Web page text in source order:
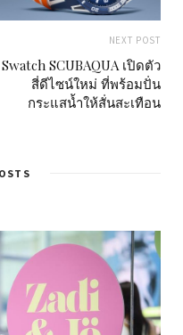
NEXT POST
Swatch SCUBAQUA เปิดตัว
สี่ดีไซน์ใหม่ ที่พร้อมปั่น
กระแสน้ำให้สั่นสะเทือน